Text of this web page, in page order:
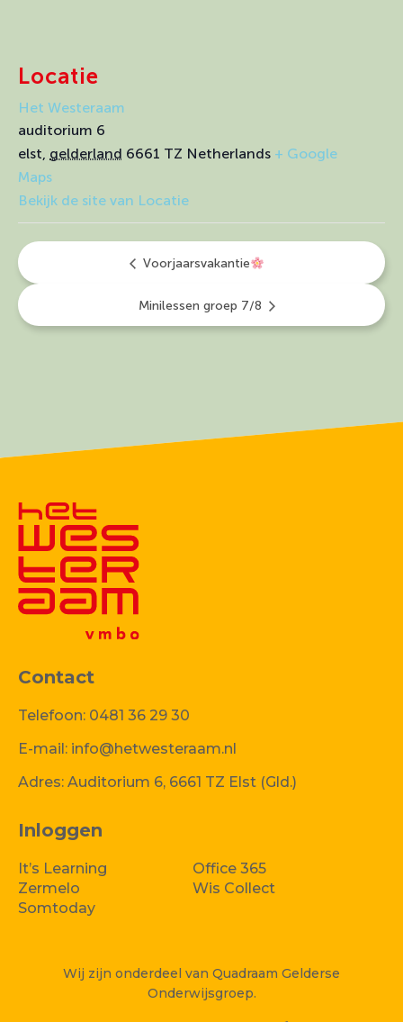
Locatie
Het Westeraam
auditorium 6
elst, gelderland 6661 TZ Netherlands + Google
Maps
Bekijk de site van Locatie
Voorjaarsvakantie
Minilessen groep 7/8
Inloggen
It’s Learning
Office 365
Zermelo
Wis Collect
Somtoday
Contact
Telefoon: 0481 36 29 30
E-mail: info@hetwesteraam.nl
Adres: Auditorium 6, 6661 TZ Elst (Gld.)
Wij zijn onderdeel van Quadraam Gelderse
Onderwijsgroep.